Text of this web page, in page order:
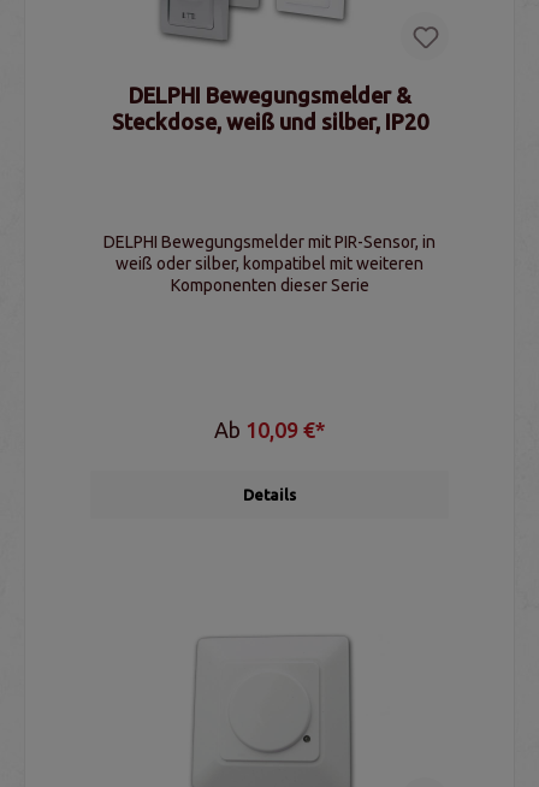
DELPHI Bewegungsmelder &
Steckdose, weiß und silber, IP20
DELPHI Bewegungsmelder mit PIR-Sensor, in
weiß oder silber, kompatibel mit weiteren
Komponenten dieser Serie
Ab 10,09 €*
Details